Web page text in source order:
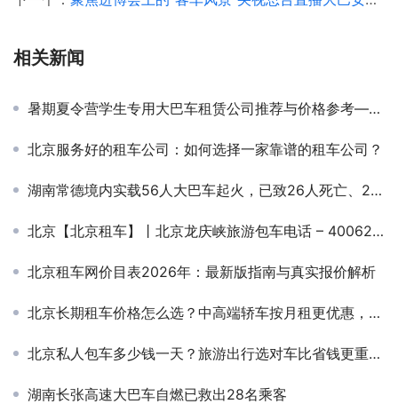
相关新闻
暑期夏令营学生专用大巴车租赁公司推荐与价格参考——北京环球租车公司服务解析
北京服务好的租车公司：如何选择一家靠谱的租车公司？
湖南常德境内实载56人大巴车起火，已致26人死亡、28人受伤
北京【北京租车】丨北京龙庆峡旅游包车电话 – 4006222262
北京租车网价目表2026年：最新版指南与真实报价解析
北京长期租车价格怎么选？中高端轿车按月租更优惠，北京分众租车公司助力企业高效商务出行
北京私人包车多少钱一天？旅游出行选对车比省钱更重要！
湖南长张高速大巴车自燃已救出28名乘客